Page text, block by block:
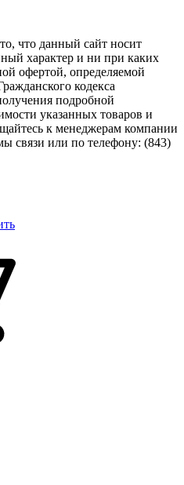
что данный сайт носит
характер и ни при каких
офертой, определяемой
кодекса
подробной
указанных товаров и
к менеджерам компании
связи или по телефону: (843)